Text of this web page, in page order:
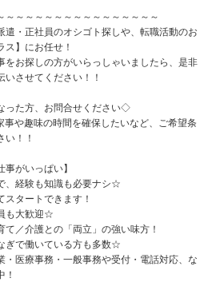
～～～～～～～～～～～～～～～～
遣・正社員のオシゴト探しや、転職活動のお
ス】にお任せ！
をお探しの方がいらっしゃいましたら、是非
いさせてください！！
った方、お問合せください◇
事や趣味の時間を確保したいなど、ご希望条
い！！
事がいっぱい】
、経験も知識も必要ナシ☆
スタートできます！
も大歓迎☆
／介護との「両立」の強い味方！
ぎで働いている方も多数☆
・医療事務・一般事務や受付・電話対応、な
！